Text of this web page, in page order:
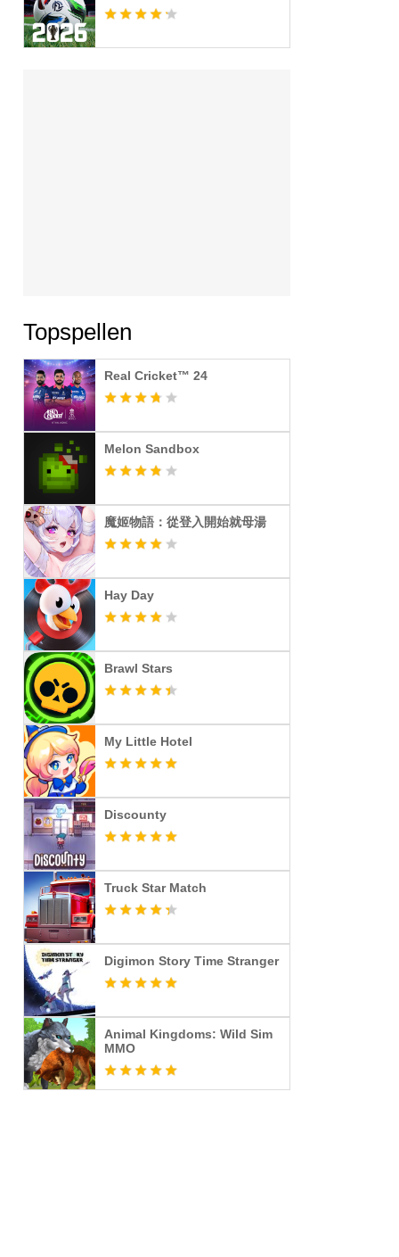
Topspellen
Real Cricket™ 24
Melon Sandbox
魔姬物語：從登入開始就母湯
Hay Day
Brawl Stars
My Little Hotel
Discounty
Truck Star Match
Digimon Story Time Stranger
Animal Kingdoms: Wild Sim
MMO